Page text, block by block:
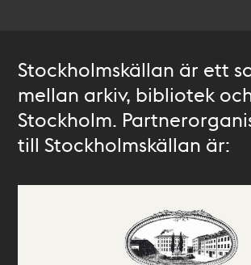
Stockholmskällan är ett
mellan arkiv, bibliotek
Stockholm.
till Stockholmskällan är: